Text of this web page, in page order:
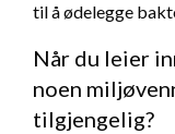
til å ødelegge
Når du leier
noen
tilgjengelig?